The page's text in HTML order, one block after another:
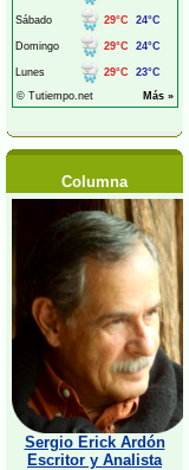
Columna
Sergio Erick Ardón
Escritor y Analista